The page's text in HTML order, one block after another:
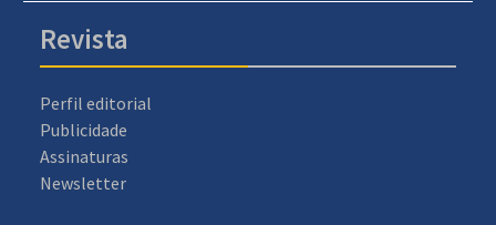
Revista
Perfil editorial
Publicidade
Assinaturas
Newsletter